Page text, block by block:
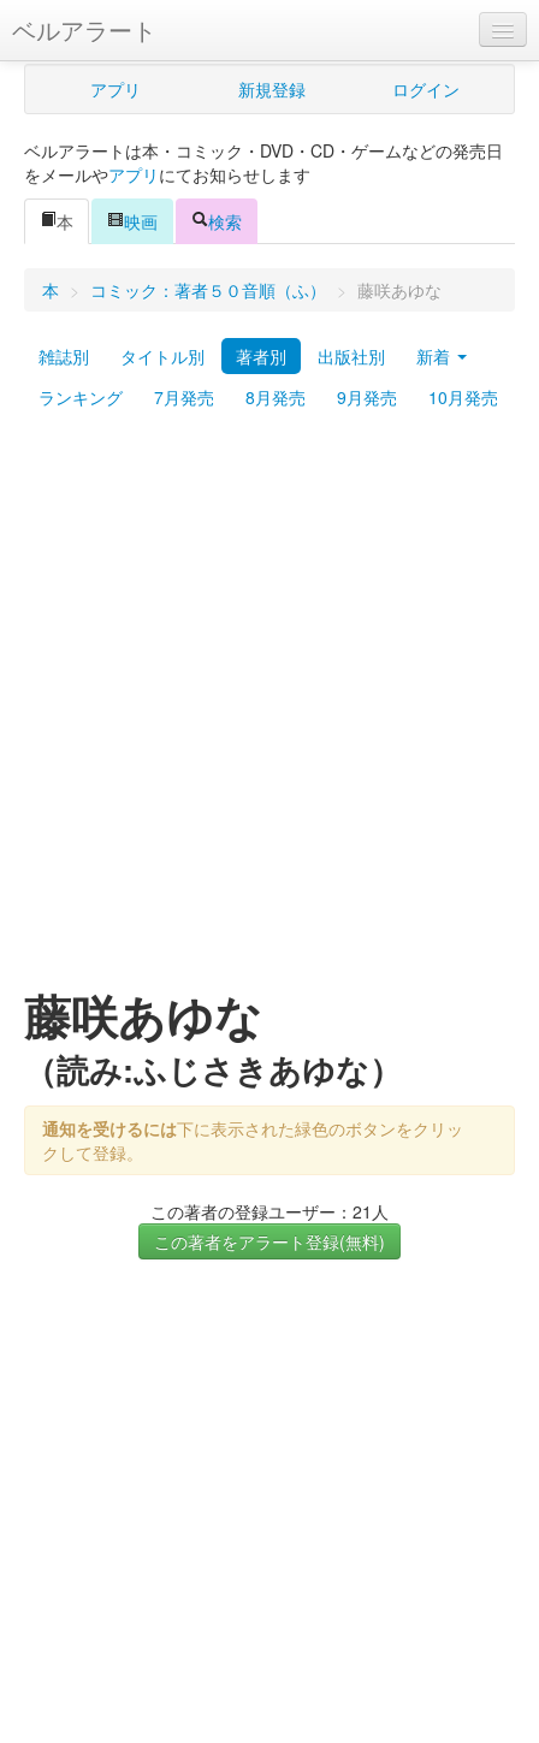
ベルアラート
ベルアラートとは
新規登録
ログイン
Myシェルフ
プレミアム
アプリ 新規登録 ログイン
ベルアラートは本・コミック・DVD・CD・ゲームなどの発売日
をメールやアプリ にてお知らせします
本
映画 検索
本 > コミック：著者５０音順（ふ） > 藤咲あゆな
雑誌別 タイトル別 著者別 出版社別
新着
ランキング
7月発売 8月発売 9月発売 10月発売
藤咲あゆな
（読み:ふじさきあゆな）
通知を受けるには下に表示された緑色のボタンをクリッ
クして登録。
この著者の登録ユーザー：21人
この著者をアラート登録(無料)